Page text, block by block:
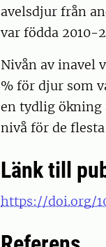
avelsdjur från
var födda 2010-
Nivån av inavel
% för djur som
en tydlig ökning
nivå för de
Länk till
https://doi.org/